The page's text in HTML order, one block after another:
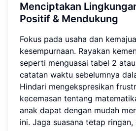
Menciptakan
Positif & Mendukung
Fokus pada usaha dan
kesempurnaan. Rayakan
seperti menguasai tabel 2
catatan waktu sebelumnya
Hindari mengekspresikan
kecemasan tentang
anak dapat dengan mudah
ini. Jaga suasana tetap